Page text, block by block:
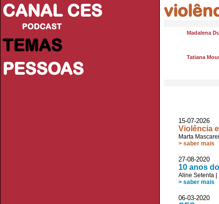
CANAL CES
PODCAST
TEMAS
PESSOAS
Madalena
Tatiana
15-07-
Violência
Marta
> saber mais
27-08-
10 anos
Aline Setenta
> saber mais
06-03-